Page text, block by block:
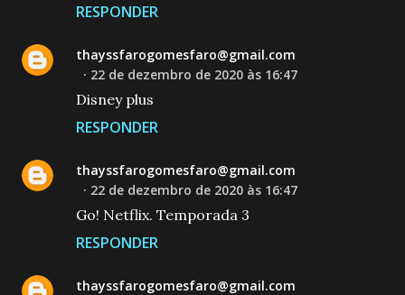
RESPONDER
thayssfarogomesfaro@gmail.com
22 de dezembro de 2020 às 16:47
Disney plus
RESPONDER
thayssfarogomesfaro@gmail.com
22 de dezembro de 2020 às 16:47
Go! Netflix. Temporada 3
RESPONDER
thayssfarogomesfaro@gmail.com